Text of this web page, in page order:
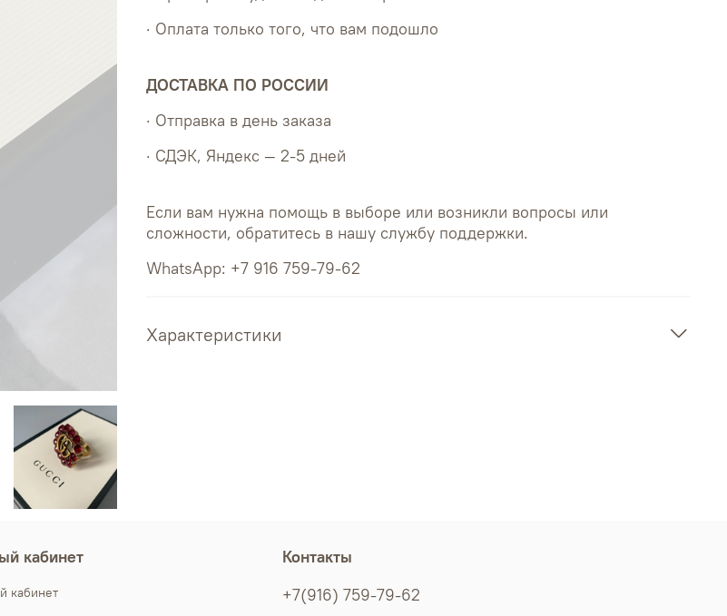
· Оплата только того, что вам подошло
ДОСТАВКА ПО РОССИИ
· Отправка в день заказа
· СДЭК, Яндекс — 2-5 дней
Если вам нужна помощь в выборе или возникли вопросы или
сложности, обратитесь в нашу службу поддержки.
WhatsApp: +7 916 759-79-62
Характеристики
кабинет
кабинет
Контакты
+7(916) 759-79-62